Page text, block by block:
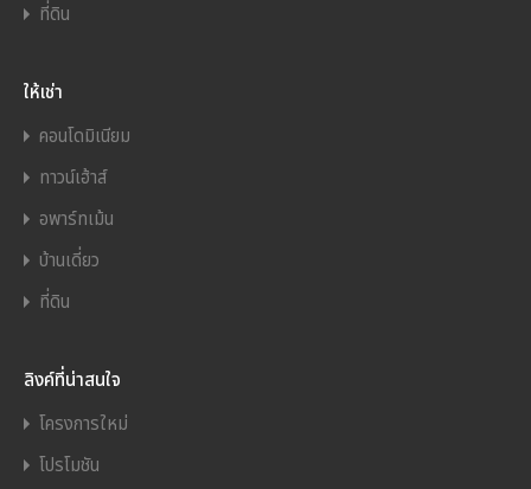
ที่ดิน
ให้เช่า
คอนโดมิเนียม
ทาวน์เฮ้าส์
อพาร์ทเม้น
บ้านเดี่ยว
ที่ดิน
ลิงค์ที่น่าสนใจ
โครงการใหม่
โปรโมชัน